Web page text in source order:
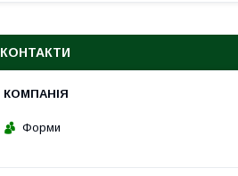
КОНТАКТИ
Форми